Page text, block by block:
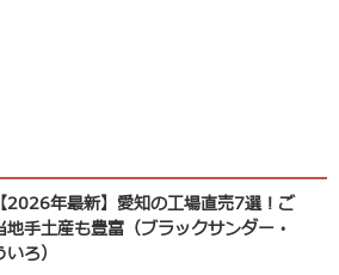
【2026年最新】愛知の工場直売7選！ご
地手土産も豊富（ブラックサンダー・
いろ）